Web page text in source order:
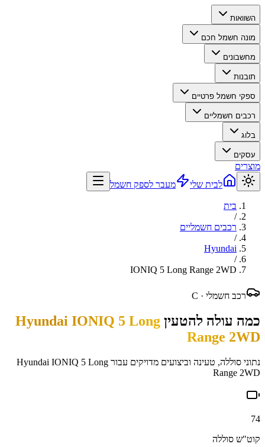
השוואות
מונה חשמל חכם
מחשבונים
תובנות
ספקי חשמל פרטיים
רכבים חשמליים
בלוג
עסקים
מוצרים
לבית שלי
מעבר לספק חשמל
בית
/
רכבים חשמליים
/
Hyundai
/
IONIQ 5 Long Range 2WD
רכב חשמלי · C
כמה עולה להטעין Hyundai IONIQ 5 Long
Range 2WD
נתוני סוללה, טעינה וביצועים מדויקים עבור Hyundai IONIQ 5 Long
Range 2WD
74
קוט"ש סוללה